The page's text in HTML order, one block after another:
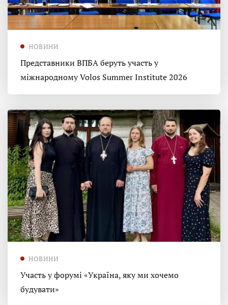
НОВИНИ
Представники ВПБА беруть участь у
міжнародному Volos Summer Institute 2026
НОВИНИ
Участь у форумі «Україна, яку ми хочемо
будувати»